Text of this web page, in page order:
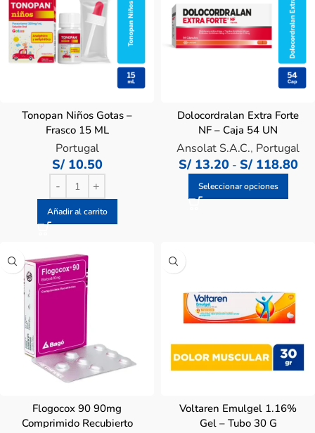
Tonopan Niños Gotas –
Frasco 15 ML
Portugal
S/10.50
Añadir al carrito
Dolocordralan Extra Forte
NF – Caja 54 UN
Ansolat S.A.C., Portugal
S/13.20 - S/118.80
Seleccionar opciones
Flogocox 90 90mg
Comprimido Recubierto
Voltaren Emulgel 1.16%
Gel – Tubo 30 G